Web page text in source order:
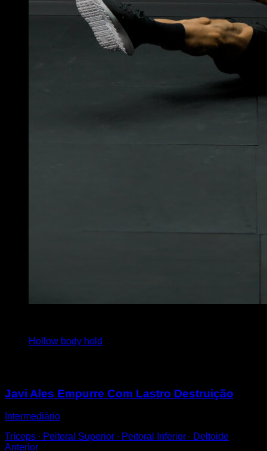
Hollow body hold
Javi Ales Empurre Com Lastro Destruição
Intermediário
Tríceps ∙ Peitoral Superior ∙ Peitoral Inferior ∙ Deltoide
Anterior